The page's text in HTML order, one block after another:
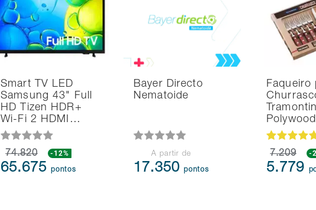
Smart TV LED
Samsung 43" Full
HD Tizen HDR+
Wi-Fi 2 HDMI…
74.820 -12%
65.675pontos
Bayer Directo
Nematoide
A partir de
17.350pontos
Faqueiro
7.209 -
5.779